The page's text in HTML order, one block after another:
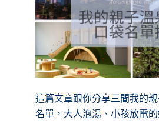
這篇文章跟你分享三間我的
名單，大人泡湯、小孩放電的